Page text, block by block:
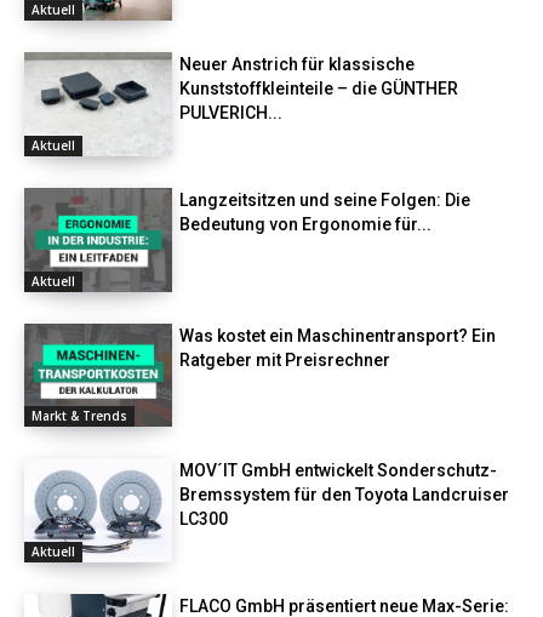
Aktuell
Aktuell
Neuer Anstrich für klassische
Kunststoffkleinteile – die GÜNTHER
PULVERICH...
Aktuell
Langzeitsitzen und seine Folgen: Die
Bedeutung von Ergonomie für...
Markt & Trends
Was kostet ein Maschinentransport? Ein
Ratgeber mit Preisrechner
Aktuell
MOV´IT GmbH entwickelt Sonderschutz-
Bremssystem für den Toyota Landcruiser
LC300
FLACO GmbH präsentiert neue Max-Serie: